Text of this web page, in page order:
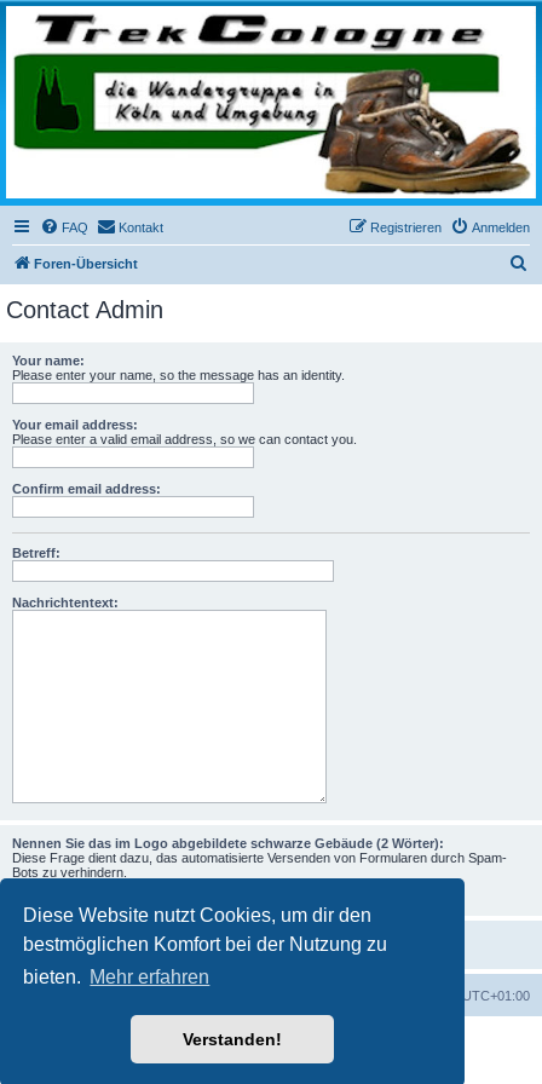
Diese Website nutzt Cookies, um dir den
bestmöglichen Komfort bei der Nutzung zu
bieten. Mehr erfahren
Verstanden!
trekcologne.de
Wanderungen rund um Köln
FAQ Kontakt Anmelden
Registrieren
Foren-Übersicht
Contact Admin
Your name:
Please enter your name, so the message has an identity.
Your email address:
Please enter a valid email address, so we can contact you.
Confirm email address:
Betreff:
Nachrichtentext:
Nennen Sie das im Logo abgebildete schwarze Gebäude (2 Wörter):
Diese Frage dient dazu, das automatisierte Versenden von Formularen durch Spam-
Bots zu verhindern.
UTC+01:00
Powered byphpBB® Forum Software © phpBB Limited
phpBB.de